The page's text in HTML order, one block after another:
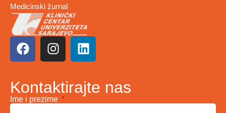
Medicinski žurnal
Kontaktirajte nas
Ime i prezime